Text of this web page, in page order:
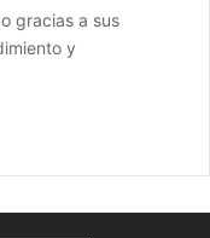
gracias a sus
y